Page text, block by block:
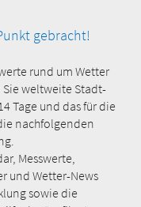
gebracht!
rund um Wetter
weltweite Stadt-
Tage und das für die
nachfolgenden
Messwerte,
und Wetter-News
sowie die